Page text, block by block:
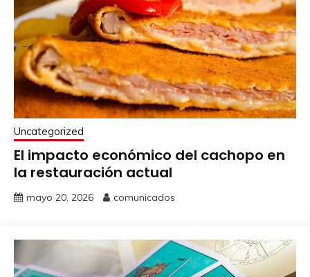
Uncategorized
El impacto económico del cachopo en
la restauración actual
mayo 20, 2026 comunicados